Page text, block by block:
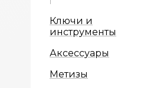
Ключи и
инструменты
Аксессуары
Метизы